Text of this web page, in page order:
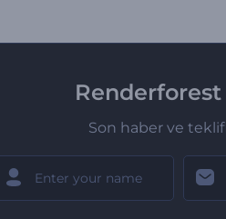
Son haber ve